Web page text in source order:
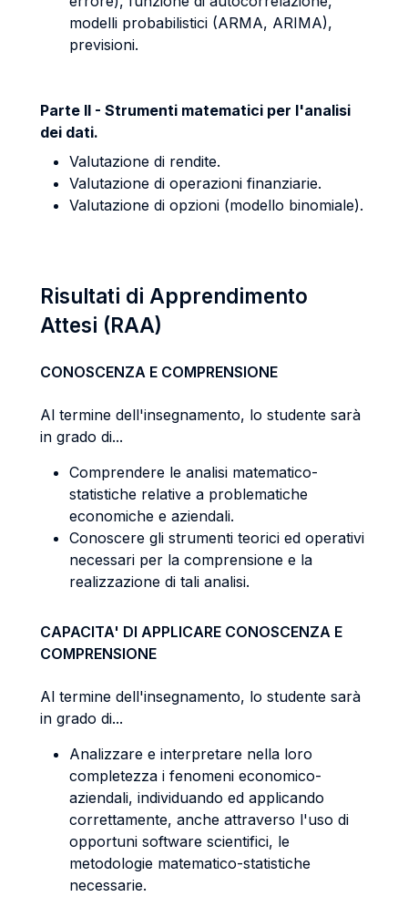
modelli probabilistici (ARMA, ARIMA),
previsioni.
Parte II - Strumenti matematici per l'analisi
dei dati.
Valutazione di rendite.
Valutazione di operazioni finanziarie.
Valutazione di opzioni (modello binomiale).
Risultati di Apprendimento
Attesi (RAA)
CONOSCENZA E COMPRENSIONE
Al termine dell'insegnamento, lo studente sarà
in grado di...
Comprendere le analisi matematico-
statistiche relative a problematiche
economiche e aziendali.
Conoscere gli strumenti teorici ed operativi
necessari per la comprensione e la
realizzazione di tali analisi.
CAPACITA' DI APPLICARE CONOSCENZA E
COMPRENSIONE
Al termine dell'insegnamento, lo studente sarà
in grado di...
Analizzare e interpretare nella loro
completezza i fenomeni economico-
aziendali, individuando ed applicando
correttamente, anche attraverso l'uso di
opportuni software scientifici, le
metodologie matematico-statistiche
necessarie.